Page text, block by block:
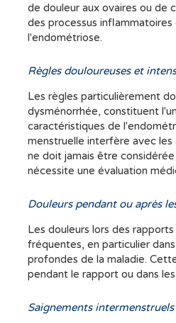
de douleur aux ovaires ou de
des processus inflammatoires
l'endométriose.
Règles douloureuses et
Les règles particulièrement
dysménorrhée, constituent
caractéristiques de
menstruelle interfère avec
ne doit jamais être
nécessite une évaluation
Douleurs pendant ou après
Les douleurs lors des
fréquentes, en particulier
profondes de la maladie.
pendant le rapport ou dans
Saignements intermenstruels